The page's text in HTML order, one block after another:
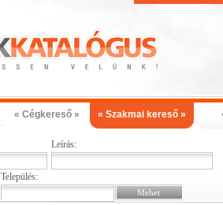
« Cégkereső » « Szakmai kereső »
Leírás:
Település: